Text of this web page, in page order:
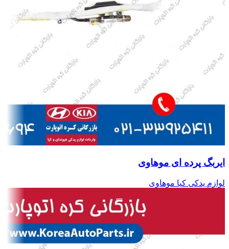
ایربگ پرده ای موهاوی
لوازم یدکی کیا موهاوی